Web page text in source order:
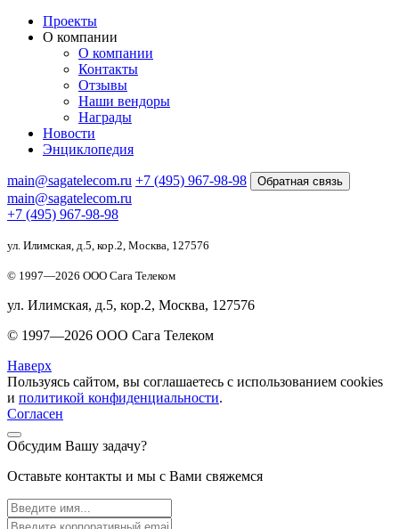
Проекты
О компании
О компании
Контакты
Отзывы
Наши вендоры
Награды
Новости
Энциклопедия
main@sagatelecom.ru +7 (495) 967-98-98 Обратная связь
main@sagatelecom.ru
+7 (495) 967-98-98
ул. Илимская, д.5, кор.2, Москва, 127576
© 1997—2026 ООО Сага Телеком
ул. Илимская, д.5, кор.2, Москва, 127576
© 1997—2026 ООО Сага Телеком
Наверх
Пользуясь сайтом, вы соглашаетесь с использованием cookies
и политикой конфиденциальности.
Согласен
Обсудим Вашу задачу?
Оставьте контакты и мы с Вами свяжемся